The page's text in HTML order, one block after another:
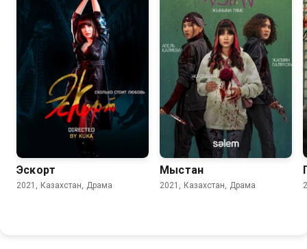
Эскорт
2021, Казахстан, Драма
Мыстан
2021, Казахстан, Драма